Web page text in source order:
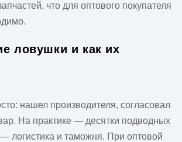
что для оптового покупателя
ловушки и как их
нашел производителя, согласовал
На практике — десятки подводных
логистика и таможня. При оптовой